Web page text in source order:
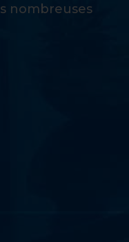
nombreuses